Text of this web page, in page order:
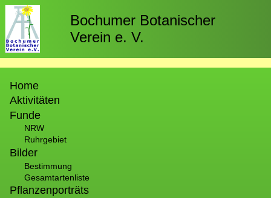
Direkt
zum
Inhalt
Bochumer Botanischer
Verein e. V.
Home
Aktivitäten
Funde
NRW
Ruhrgebiet
Bilder
Bestimmung
Gesamtartenliste
Pflanzenporträts